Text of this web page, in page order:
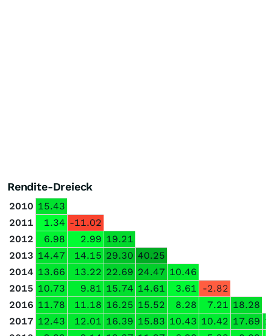
Rendite-Dreieck
2010 15.43
2011
1.34 -11.02
2012
6.98 2.99 19.21
2013 14.47 14.15 29.30 40.25
2014 13.66 13.22 22.69 24.47 10.46
2015 10.73 9.81 15.74 14.61 3.61 -2.82
2016 11.78 11.18 16.25 15.52 8.28 7.21 18.28
2017 12.43 12.01 16.39 15.83 10.43 10.42 17.69